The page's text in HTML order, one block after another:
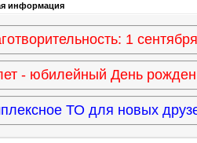
информация
1
- юбилейный День
ТО для новых